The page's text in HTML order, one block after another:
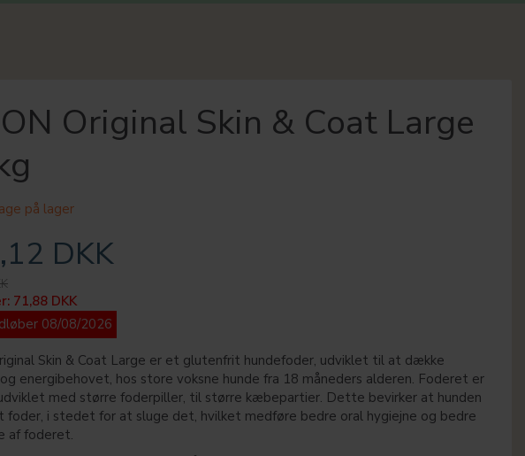
Original Skin & Coat Large
på lager
DKK
71,88 DKK
08/08/2026
Skin & Coat Large er et glutenfrit hundefoder, udviklet til at dække
energibehovet, hos store voksne hunde fra 18 måneders alderen. Foderet er
med større foderpiller, til større kæbepartier. Dette bevirker at hunden
foder, i stedet for at sluge det, hvilket medføre bedre oral hygiejne og bedre
af foderet.